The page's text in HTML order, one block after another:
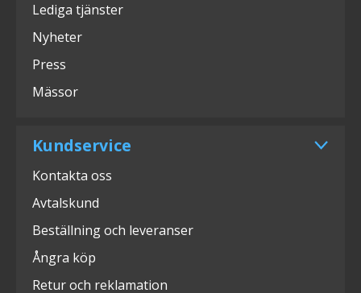
Lediga tjänster
Nyheter
Press
Mässor
Kundservice
Kontakta oss
Avtalskund
Beställning och leveranser
Ångra köp
Retur och reklamation